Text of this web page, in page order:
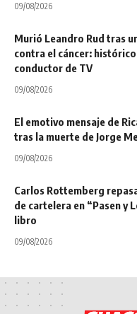
09/08/2026
Murió Leandro Rud tras
contra el cáncer:
conductor de TV
09/08/2026
El emotivo mensaje de
tras la muerte de Jorge
09/08/2026
Carlos Rottemberg
de cartelera en “Pasen y
libro
09/08/2026